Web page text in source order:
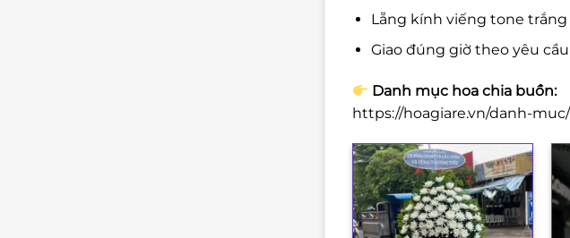
Lẵng kính viếng tone trắng
Giao đúng giờ theo yêu cầu
Danh mục hoa chia buồn:
https://hoagiare.vn/danh-